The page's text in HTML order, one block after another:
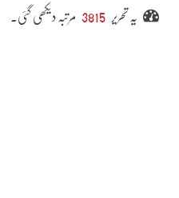
یہ تحریر 3815 مرتبہ دیکھی گئی۔